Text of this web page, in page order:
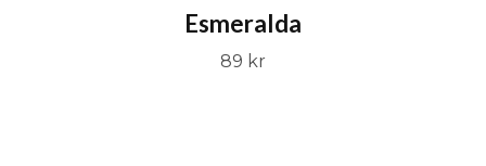
Esmeralda
89 kr